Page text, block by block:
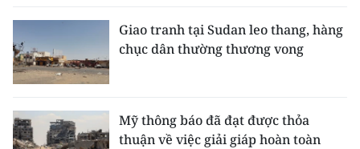
Giao tranh tại Sudan leo thang, hàng
chục dân thường thương vong
Mỹ thông báo đã đạt được thỏa
thuận về việc giải giáp hoàn toàn